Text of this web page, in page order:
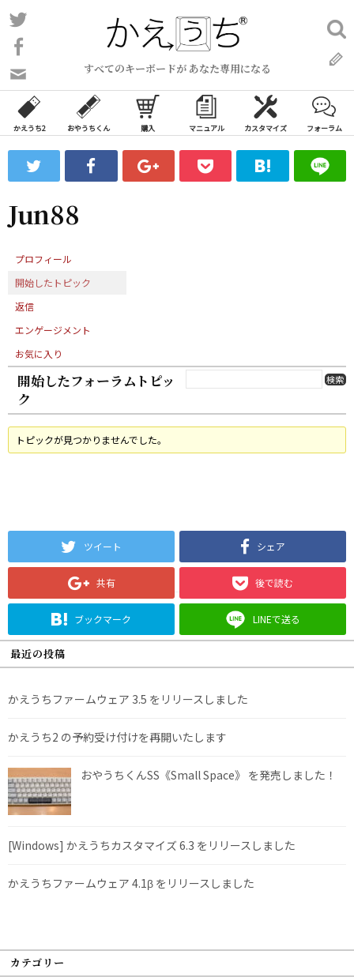
コ
ン
ン
ツ
ス
ッ
プ
すべてのキーボードが あなた専用になる
い
合
わ
フ
ォ
ム
検
索:
かえうち2 おやうちくん 購入 マニュアル カスタマイズ フォーラム
Jun88
プロフィール
開始したトピック
返信
エンゲージメント
お気に入り
開始したフォーラムトピッ
ク
トピックが見つかりませんでした。
ツイート シェア
共有 後で読む
ブックマーク LINEで送る
最近の投稿
かえうちファームウェア 3.5 をリリースしました
かえうち2 の予約受け付けを再開いたします
おやうちくんSS《Small Space》 を発売しました！
[Windows] かえうちカスタマイズ 6.3 をリリースしました
かえうちファームウェア 4.1β をリリースしました
カテゴリー